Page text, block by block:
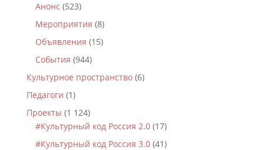
Анонс (523)
Мероприятия (8)
Объявления (15)
События (944)
Культурное пространство(6)
Педагоги (1)
Проекты (1 124)
#Культурный код Россия 2.0(17)
#Культурный код Россия 3.0(41)